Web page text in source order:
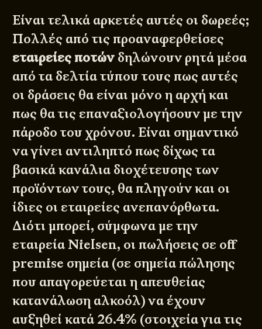
Είναι τελικά αρκετές αυτές οι δωρεές;
Πολλές από τις προαναφερθείσες
εταιρείες ποτών δηλώνουν ρητά μέσα
από τα δελτία τύπου τους πως αυτές
οι δράσεις θα είναι μόνο η αρχή και
πως θα τις επαναξιολογήσουν με την
πάροδο του χρόνου. Είναι σημαντικό
να γίνει αντιληπτό πως δίχως τα
βασικά κανάλια διοχέτευσης των
προϊόντων τους, θα πληγούν και οι
ίδιες οι εταιρείες ανεπανόρθωτα.
Διότι μπορεί, σύμφωνα με την
εταιρεία Nielsen, οι πωλήσεις σε off
premise σημεία (σε σημεία πώλησης
που απαγορεύεται η απευθείας
κατανάλωση αλκοόλ) να έχουν
αυξηθεί κατά 26.4% (στοιχεία για τις